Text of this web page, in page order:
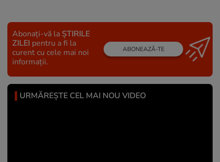
Abonați-vă la ȘTIRILE
ZILEI pentru a fi la
curent cu cele mai noi
informații.
ABONEAZĂ-TE
URMĂREȘTE CEL MAI NOU VIDEO